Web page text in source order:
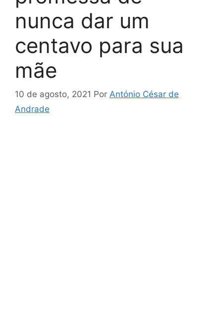
nunca dar um
centavo para sua
mãe
10 de agosto, 2021 Por António César de
Andrade